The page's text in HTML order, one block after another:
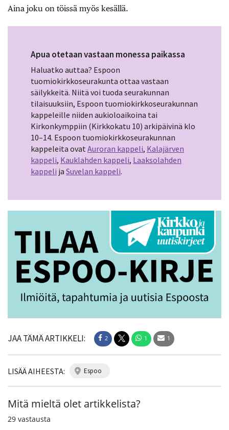
Aina joku on töissä myös kesällä.
Apua otetaan vastaan monessa paikassa
Haluatko auttaa? Espoon
tuomiokirkkoseurakunta ottaa vastaan
säilykkeitä. Niitä voi tuoda seurakunnan
tilaisuuksiin, Espoon tuomiokirkkoseurakunnan
kappeleille niiden aukioloaikoina tai
Kirkonkymppiin (Kirkkokatu 10) arkipäivinä klo
10–14. Espoon tuomiokirkkoseurakunnan
kappeleita ovat Auroran kappeli, Kalajärven
kappeli, Kauklahden kappeli, Laaksolahden
kappeli ja Suvelan kappeli.
JAA TÄMÄ ARTIKKELI: 2 1 1
LISÄÄ AIHEESTA: espoo
Mitä mieltä olet artikkelista?
29 vastausta